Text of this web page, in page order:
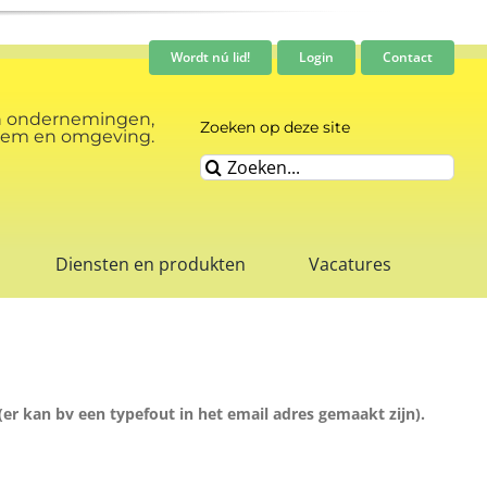
Wordt nú lid! Login Contact
ondernemingen,
en omgeving.
Zoeken op deze site
Zoeken
naar:
Diensten en produkten Vacatures
kan bv een typefout in het email adres gemaakt zijn).